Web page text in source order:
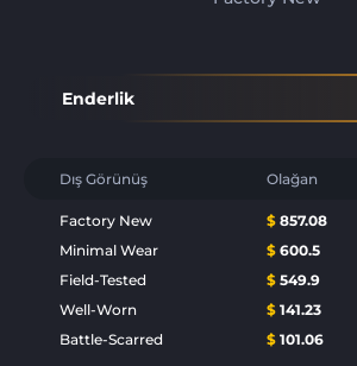
Enderlik
Dış Görünüş Olağan
Factory New $ 857.08
Minimal Wear
$ 600.5
Field-Tested
$ 549.9
Well-Worn
$ 141.23
Battle-Scarred
$ 101.06